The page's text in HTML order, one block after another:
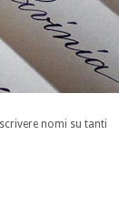
nomi su tanti